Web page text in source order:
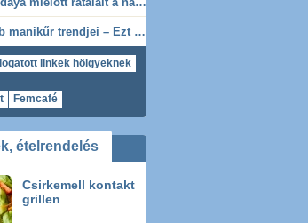
Az idei nyár legütősebb manikűr trendjei – Ezt kérd a körmösödnél!
linkek hölgyeknek
Femcafé
ételrendelés
Csirkemell kontakt
grillen